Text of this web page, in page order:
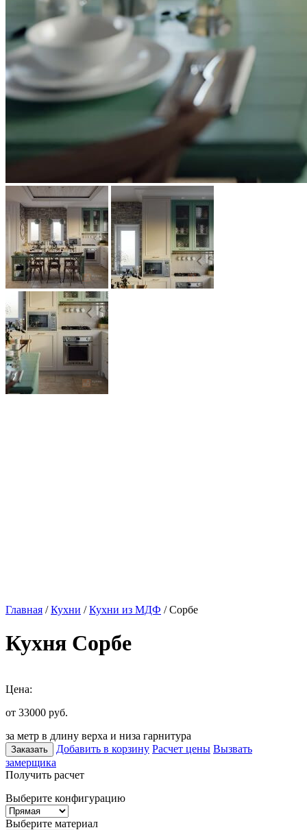
Главная /Кухни /Кухни из МДФ / Сорбе
Кухня Сорбе
Цена:
от 33000 руб.
за метр в длину верха и низа гарнитура
Заказать Добавить в корзину Расчет цены Вызвать
замерщика
Получить расчет
Выберите конфигурацию
Выберите материал